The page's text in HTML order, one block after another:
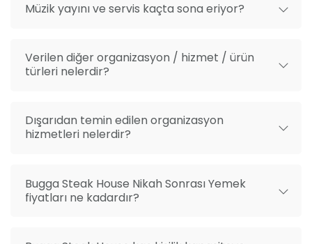
Müzik yayını ve servis kaçta sona eriyor?
Verilen diğer organizasyon / hizmet / ürün
türleri nelerdir?
Dışarıdan temin edilen organizasyon
hizmetleri nelerdir?
Bugga Steak House Nikah Sonrası Yemek
fiyatları ne kadardır?